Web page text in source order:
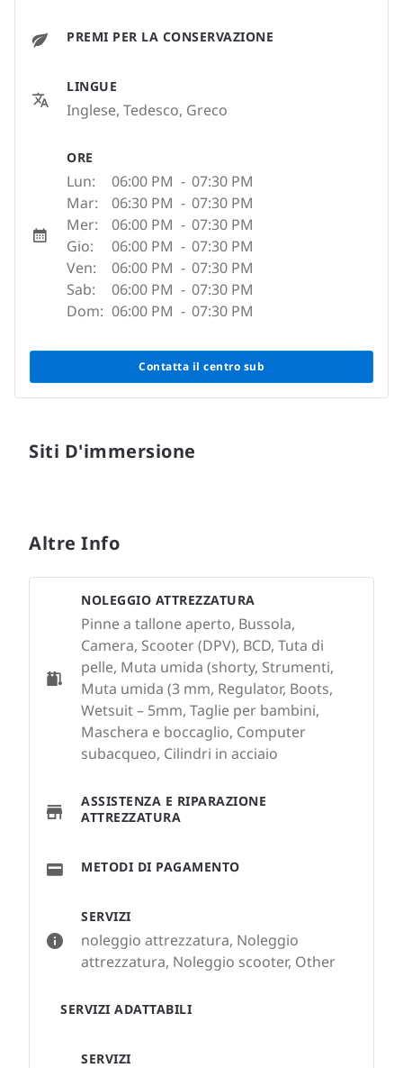
PREMI PER LA CONSERVAZIONE
LINGUE
Inglese, Tedesco, Greco
ORE
Lun: 06:00 PM - 07:30 PM
Mar:
06:30 PM - 07:30 PM
Mer:
06:00 PM - 07:30 PM
Gio:
06:00 PM - 07:30 PM
Ven:
06:00 PM - 07:30 PM
Sab:
06:00 PM - 07:30 PM
Dom: 06:00 PM - 07:30 PM
Contatta il centro sub
Siti D'immersione
Altre Info
SERVIZI
noleggio attrezzatura, Noleggio
attrezzatura, Noleggio scooter, Other
SERVIZI ADATTABILI
SERVIZI
NOLEGGIO ATTREZZATURA
Pinne a tallone aperto, Bussola,
Camera, Scooter (DPV), BCD, Tuta di
pelle, Muta umida (shorty, Strumenti,
Muta umida (3 mm, Regulator, Boots,
Wetsuit – 5mm, Taglie per bambini,
Maschera e boccaglio, Computer
subacqueo, Cilindri in acciaio
ASSISTENZA E RIPARAZIONE
ATTREZZATURA
METODI DI PAGAMENTO